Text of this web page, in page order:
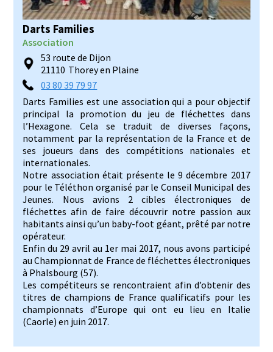
Darts Families
Association
53 route de Dijon
21110 Thorey en Plaine
03 80 39 79 97
Darts Families est une association qui a pour objectif
principal la promotion du jeu de fléchettes dans
l’Hexagone. Cela se traduit de diverses façons,
notamment par la représentation de la France et de
ses joueurs dans des compétitions nationales et
internationales.
Notre association était présente le 9 décembre 2017
pour le Téléthon organisé par le Conseil Municipal des
Jeunes. Nous avions 2 cibles électroniques de
fléchettes afin de faire découvrir notre passion aux
habitants ainsi qu’un baby-foot géant, prêté par notre
opérateur.
Enfin du 29 avril au 1er mai 2017, nous avons participé
au Championnat de France de fléchettes électroniques
à Phalsbourg (57).
Les compétiteurs se rencontraient afin d’obtenir des
titres de champions de France qualificatifs pour les
championnats d’Europe qui ont eu lieu en Italie
(Caorle) en juin 2017.